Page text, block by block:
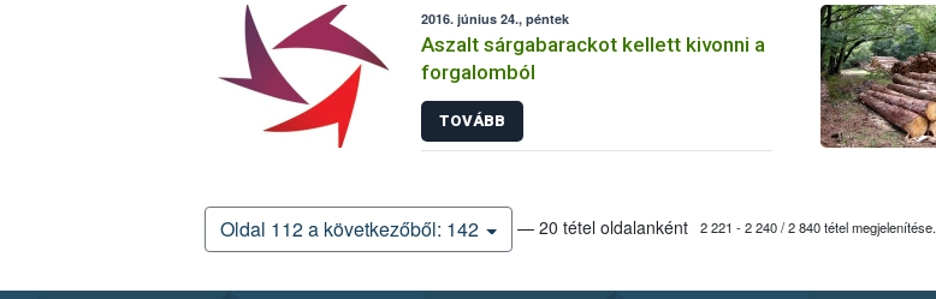
2016. június 24., péntek
Aszalt sárgabarackot kellett kivonni a
forgalomból
TOVÁBB
Oldal 112 a következőből: 142 — 20 tétel oldalanként 2 221 - 2 240 / 2 840 tétel megjelenítése.